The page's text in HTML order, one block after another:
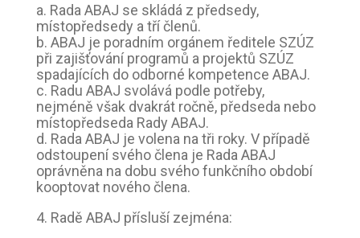
a. Rada ABAJ se skládá z předsedy,
místopředsedy a tří členů.
b. ABAJ je poradním orgánem ředitele SZÚZ
při zajišťování programů a projektů SZÚZ
spadajících do odborné kompetence ABAJ.
c. Radu ABAJ svolává podle potřeby,
nejméně však dvakrát ročně, předseda nebo
místopředseda Rady ABAJ.
d. Rada ABAJ je volena na tři roky. V případě
odstoupení svého člena je Rada ABAJ
oprávněna na dobu svého funkčního období
kooptovat nového člena.
4. Radě ABAJ přísluší zejména: